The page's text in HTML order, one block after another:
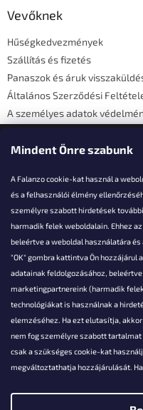
Mindent Önre szabunk
A Falanzo cookie-kat használ a
és a felhasználói élmény
személyre szabott hirdetések
harmadik felek weboldalain. Ehhez
beleértve a weboldal használatára
"OK" gombra kattintva Ön hozzájárul
adatainak feldolgozásához,
marketingpartnereink (harmadik
technológiákat is használnak a
elemzéséhez. Ha ezt elutasítja,
nem fog személyre szabott tartalmat
csak a szükséges cookie-kat
megváltoztathatja hozzájárulását.
Vevőknek
Hűségkedvezmények
Szállítás és fizetés
Panaszok és áruk
Általános Szerződési
A személyes adatok
Elérhetőségi adatok
Akarsz kérdezni valamit?
info@falanzo.hu